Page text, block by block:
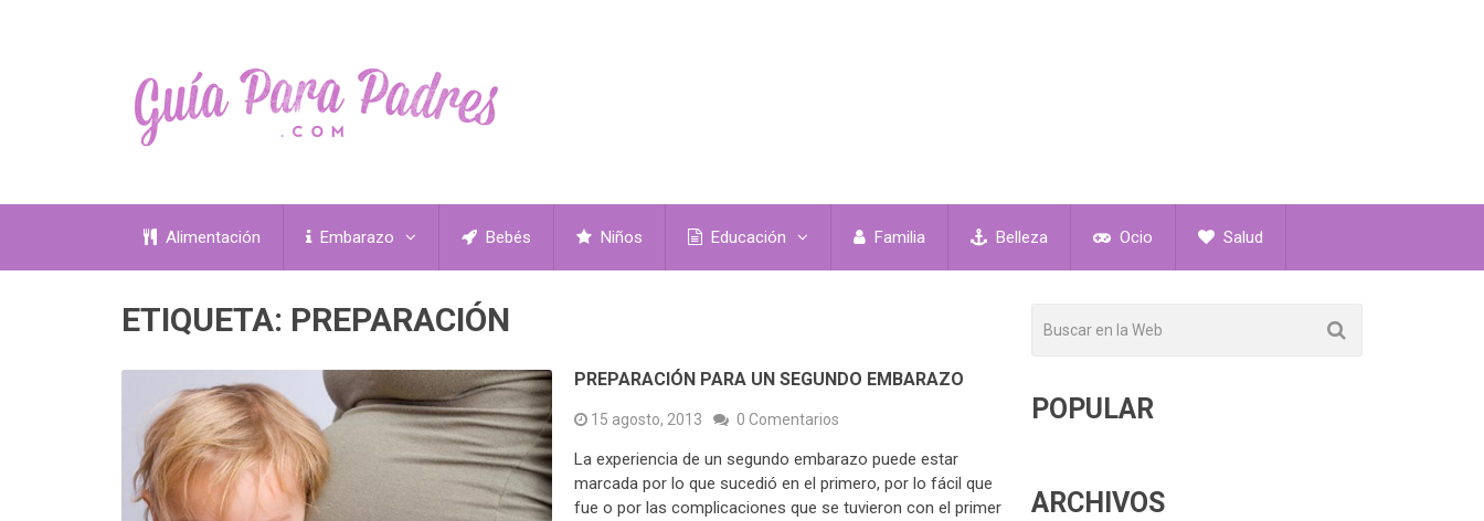
Alimentación Embarazo Bebés Niños Educación Familia Belleza Ocio Salud
ETIQUETA: PREPARACIÓN
PREPARACIÓN PARA UN SEGUNDO EMBARAZO
15 agosto, 2013 0 Comentarios
La experiencia de un segundo embarazo puede estar
marcada por lo que sucedió en el primero, por lo fácil que
fue o por las complicaciones que se tuvieron con el primer
POPULAR
ARCHIVOS